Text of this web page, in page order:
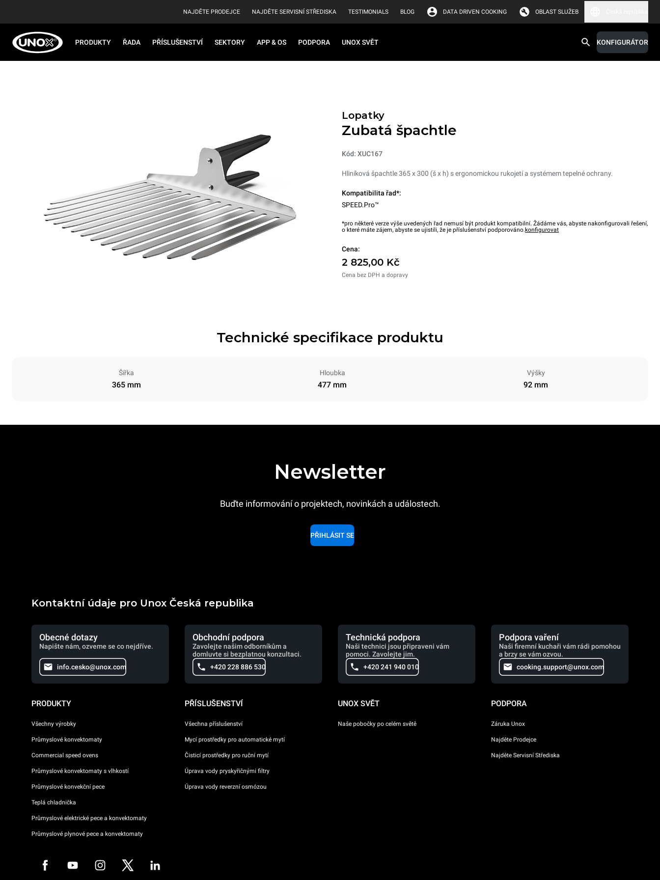
NAJDĚTE PRODEJCE NAJDĚTE SERVISNÍ STŘEDISKA TESTIMONIALS BLOG DATA DRIVEN COOKING OBLAST SLUŽEB
PRODUKTY ŘADA PŘÍSLUŠENSTVÍ SEKTORY APP & OS PODPORA UNOX SVĚT KONFIGURÁTOR
Lopatky
Zubatá špachtle
Kód: XUC167
Hliníková špachtle 365 x 300 (š x h) s ergonomickou rukojetí a systémem tepelné ochrany.
Kompatibilita řad*:
SPEED.Pro™
*pro některé verze výše uvedených řad nemusí být produkt kompatibilní. Žádáme vás, abyste nakonfigurovali řešení,
o které máte zájem, abyste se ujistili, že je příslušenství podporováno. konfigurovat
Cena:
2 825,00 Kč
Cena bez DPH a dopravy
Technické specifikace produktu
Šířka
365 mm
Hloubka
477 mm
Výšky
92 mm
Newsletter
Buďte informování o projektech, novinkách a událostech.
PŘIHLÁSIT SE
Kontaktní údaje pro Unox Česká republika
Obecné dotazy
Napište nám, ozveme se co nejdříve.
info.cesko@unox.com
Obchodní podpora
Zavolejte našim odborníkům a
domluvte si bezplatnou konzultaci.
+420 228 886 530
Technická podpora
Naši technici jsou připraveni vám
pomoci. Zavolejte jim.
+420 241 940 010
Podpora vaření
Naši firemní kuchaři vám rádi pomohou
a brzy se vám ozvou.
cooking.support@unox.com
PRODUKTY
Všechny výrobky
Průmyslové konvektomaty
Commercial speed ovens
Průmyslové konvektomaty s vlhkostí
Průmyslové konvekční pece
Teplá chladnička
Průmyslové elektrické pece a konvektomaty
Průmyslové plynové pece a konvektomaty
PŘÍSLUŠENSTVÍ
Všechna příslušenství
Mycí prostředky pro automatické mytí
Čisticí prostředky pro ruční mytí
Úprava vody pryskyřičnými filtry
Úprava vody reverzní osmózou
UNOX SVĚT
Naše pobočky po celém světě
PODPORA
Záruka Unox
Najděte Prodejce
Najděte Servisní Střediska